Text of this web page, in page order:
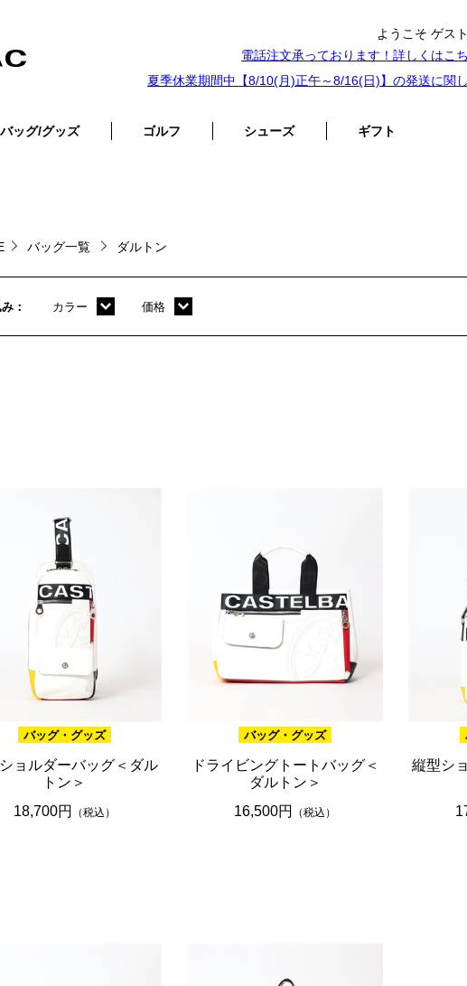
ようこそ ゲス
電話注文承っております！詳しくはこ
夏季休業期間中【8/10(月)正午～8/16(日)】の発送に関
バッグ/グッズ ゴルフ シューズ ギフト
バッグ一覧 ダルトン
カラー
イエロー
グレー
パープル
ベージュ
価格
バッグ・グッズ
ョルダーバッグ＜ダル
トン＞
18,700円
（税込）
バッグ・グッズ
ドライビングトートバッグ＜
ダルトン＞
16,500円
（税込）
縦型シ